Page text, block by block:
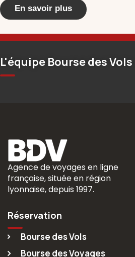
En savoir plus
L'équipe Bourse des Vols
Agence de voyages en ligne
française, située en région
lyonnaise, depuis 1997.
Réservation
Bourse des Vols
Bourse des Voyages